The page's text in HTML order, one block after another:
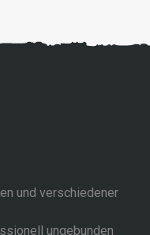
und verschiedener
ungebunden